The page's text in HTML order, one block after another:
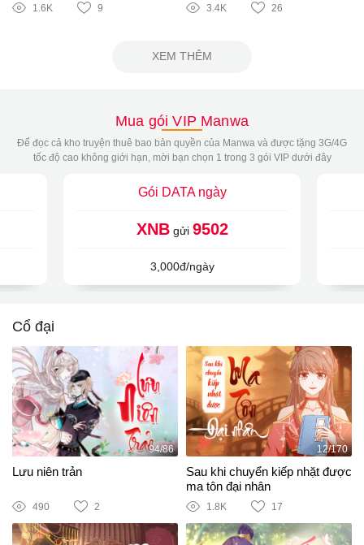
1.6K 9 3.4K 26
XEM THÊM
Mua gói VIP Manwa
Để đọc cả kho truyện thuê bao bản quyền của Manwa và được tặng 3G/4G
tốc độ cao không giới hạn, mời bạn chọn 1 trong 3 gói VIP dưới đây
Gói DATA ngày
XNBgửi 9502
3,000đ/ngày
Cổ đại
94/86
Lưu niên trản
490 2
12/170
Sau khi chuyển kiếp nhặt được
ma tôn đại nhân
1.8K 17